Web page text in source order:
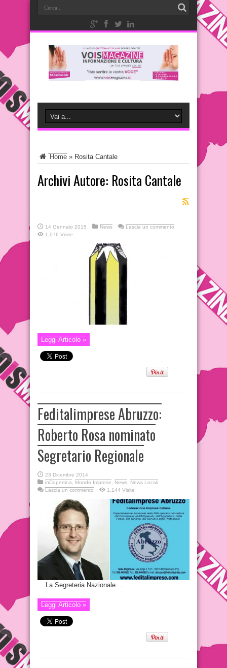
Home » Rosita Cantale
Archivi Autore: Rosita Cantale
14 Gennaio 2015 News
Lascia un commento
1,076 Visite
Leggi Articolo »
Feditalimprese Abruzzo:
Roberto Rosa nominato
Segretario Regionale
23 Dicembre 2014
inCopertina
Mondo Imprese News
News Locali
Lascia un commento
1,144 Visite
La Segreteria Nazionale ...
Leggi Articolo »